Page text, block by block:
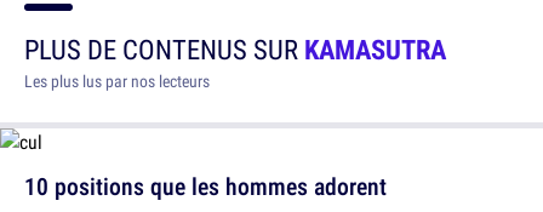
PLUS DE CONTENUS SURKAMASUTRA
Les plus lus par nos lecteurs
10 positions que les hommes adorent